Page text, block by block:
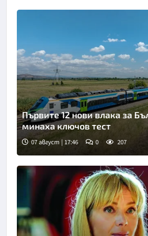
Първите 12 нови влака за
минаха ключов тест
07 август | 17:46 0 207